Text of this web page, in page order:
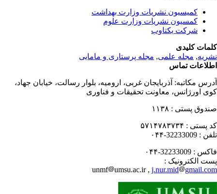
کمیسیون نشریات وزارت بهداشت
کمسیون نشریات وزارت علوم
شرکت یکتاوب
کلیدی
,مجله علمی, مجله پرستاری و مامایی
تماس
مکاتبه:آذربایجان غربی، ارومیه، بلوار رسالت، خیابان جهاد،
اورژانس، معاونت تحقیقات و فناوری
پستی : ۱۱۳۸
پستی : ۵۷۱۴۷۸۳۷۳۴
: 32233009-۰۴۴
: 32233009-۰۴۴
الکترونیک :
unmf
umsu.ac.ir ,j.nur.mid